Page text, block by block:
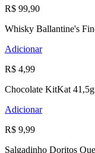
R$ 99,90
Whisky Ballantine's
Adicionar
R$ 4,99
Chocolate KitKat 41,5g
Adicionar
R$ 9,99
Salgadinho Doritos